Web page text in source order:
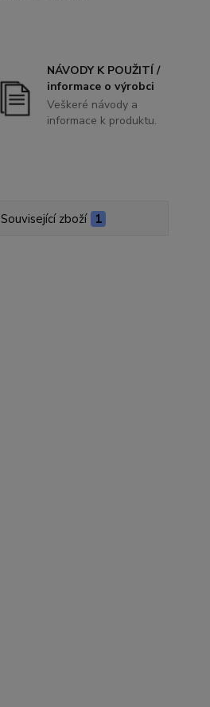
NÁVODY K POUŽITÍ /
informace o výrobci
Veškeré návody a
informace k produktu.
Související zboží 1